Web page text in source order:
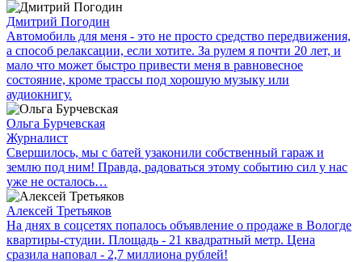
Дмитрий Погодин
Автомобиль для меня - это не просто средство передвижения,
а способ релаксации, если хотите. За рулем я почти 20 лет, и
мало что может быстро привести меня в равновесное
состояние, кроме трассы под хорошую музыку или
аудиокнигу.
Ольга Бурчевская
Журналист
Свершилось, мы с батей узаконили собственный гараж и
землю под ним! Правда, радоваться этому событию сил у нас
уже не осталось…
Алексей Третьяков
На днях в соцсетях попалось объявление о продаже в Вологде
квартиры-студии. Площадь - 21 квадратный метр. Цена
сразила наповал - 2,7 миллиона рублей!